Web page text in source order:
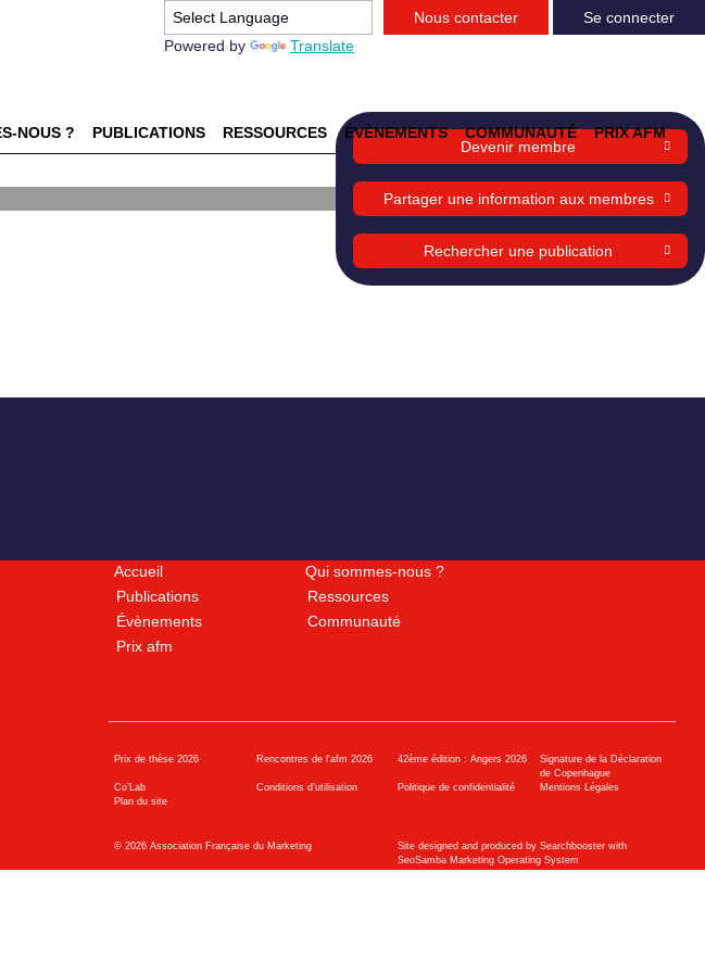
Powered by Translate
Nous contacter Se connecter
NOUS ? PUBLICATIONS RESSOURCES ÉVÈNEMENTS COMMUNAUTÉ PRIX AFM
:
de l'affichage
Devenir membre
Partager une information aux membres
Rechercher une publication
Accueil
Qui sommes-nous ?
Publications
Ressources
Évènements
Communauté
Prix afm
Prix de thèse 2026 Rencontres de l'afm 2026 42ème édition : Angers 2026
Signature de la Déclaration
de Copenhague
Co’Lab
Conditions d’utilisation Politique de confidentialité
Mentions Légales
Plan du site
© 2026Association Française du Marketing
Site designed and produced by Searchbooster with
SeoSamba Marketing Operating System